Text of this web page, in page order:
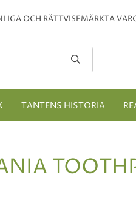
OCH RÄTTVISEMÄRKTA
TANTENS HISTORIA